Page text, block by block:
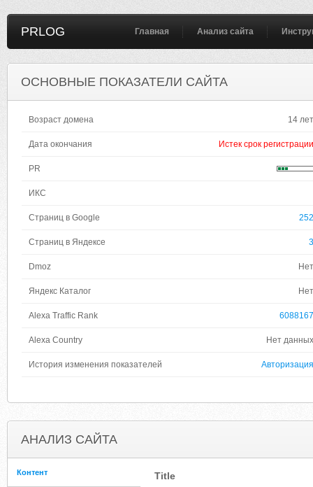
PRLOG Главная Анализ сайта
ОСНОВНЫЕ ПОКАЗАТЕЛИ САЙТА
Возраст домена 14 лет
Дата окончания Истек срок регистрации
PR
ИКС
Страниц в Google 252
Страниц в Яндексе 3
Dmoz Нет
Яндекс Каталог Нет
Alexa Traffic Rank 6088167
Alexa Country Нет данных
История изменения показателей Авторизация
АНАЛИЗ САЙТА
Контент Title